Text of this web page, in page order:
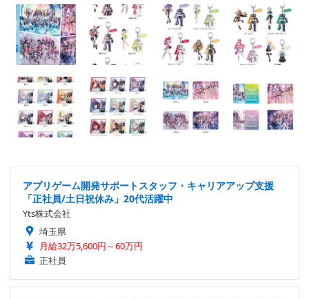
アプリゲーム開発サポートスタッフ・キャリアアップ支援
「正社員/土日祝休み」20代活躍中
Yts株式会社
埼玉県
月給32万5,600円～60万円
正社員